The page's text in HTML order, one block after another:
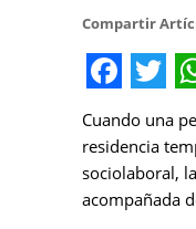
Compartir
Cuando una
residencia
sociolaboral,
acompañada